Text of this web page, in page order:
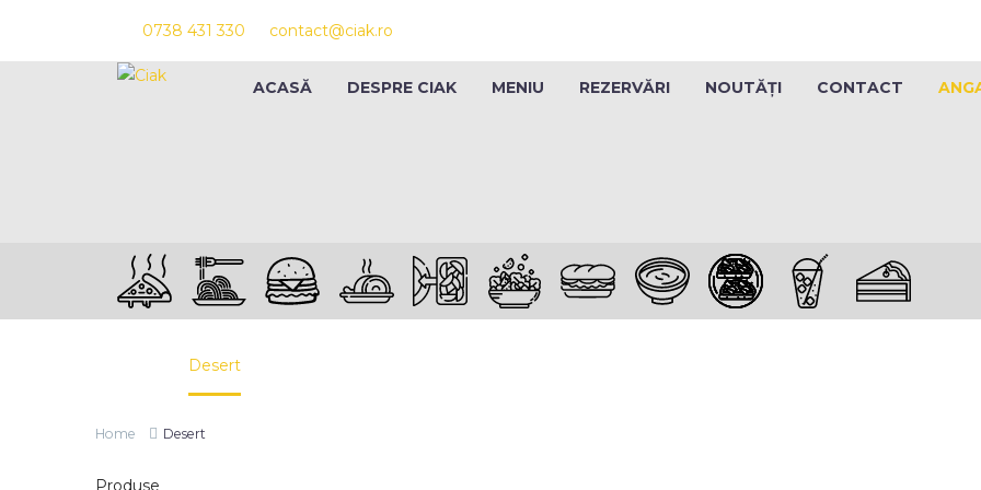
0738 431 330 contact@ciak.ro
ACASĂ DESPRE CIAK MENIU REZERVĂRI NOUTĂȚI CONTACT
DESERT
Desert
Home Desert
Produse